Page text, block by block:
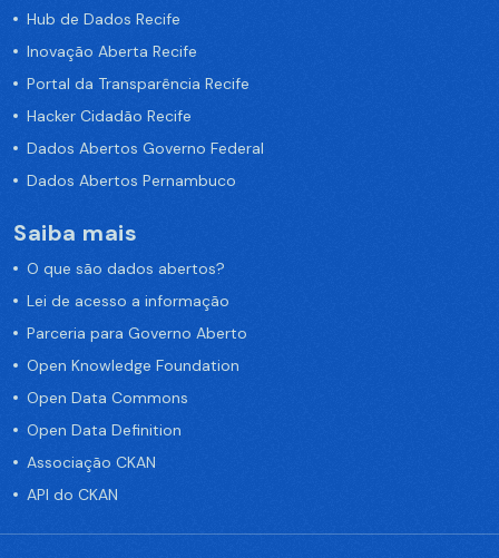
Hub de Dados Recife
Inovação Aberta Recife
Portal da Transparência Recife
Hacker Cidadão Recife
Dados Abertos Governo Federal
Dados Abertos Pernambuco
Saiba mais
O que são dados abertos?
Lei de acesso a informação
Parceria para Governo Aberto
Open Knowledge Foundation
Open Data Commons
Open Data Definition
Associação CKAN
API do CKAN